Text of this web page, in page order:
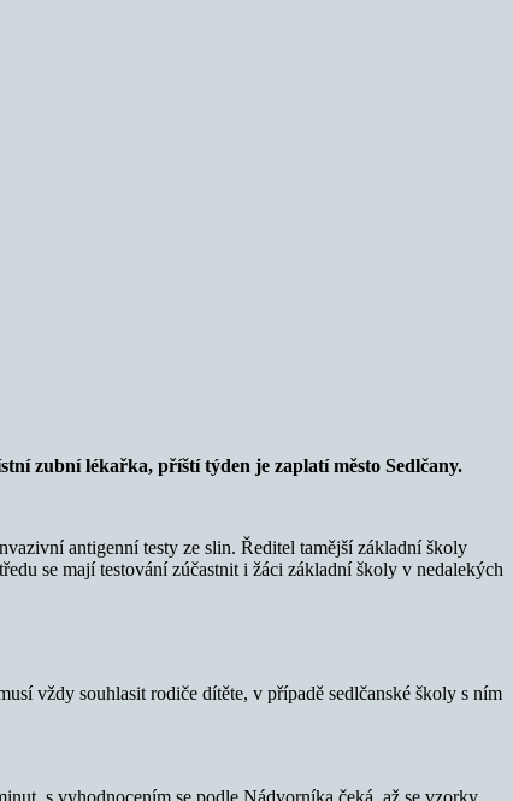
zubní lékařka, příští týden je zaplatí město Sedlčany.
antigenní testy ze slin. Ředitel tamější základní školy
se mají testování zúčastnit i žáci základní školy v nedalekých
vždy souhlasit rodiče dítěte, v případě sedlčanské školy s ním
s vyhodnocením se podle Nádvorníka čeká, až se vzorky